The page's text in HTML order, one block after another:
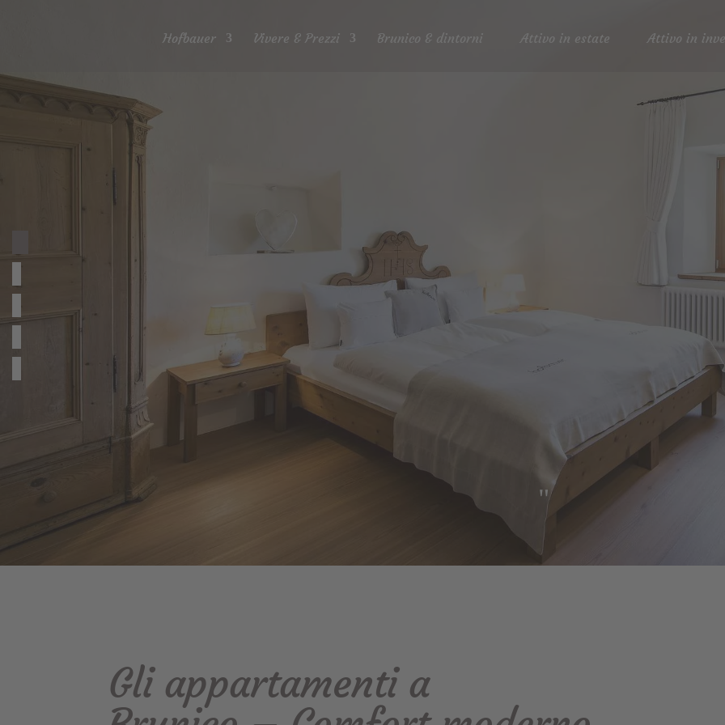
Hofbauer Vivere & Prezzi Brunico & dintorni Attivo in estate Attivo in
"
Gli appartamenti a